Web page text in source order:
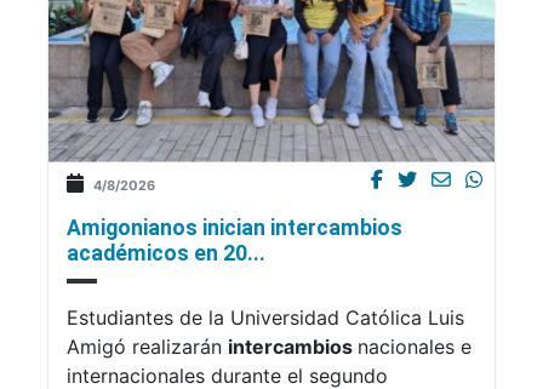
4/8/2026
Amigonianos inician intercambios
académicos en 20...
Estudiantes de la Universidad Católica Luis
Amigó realizarán intercambios nacionales e
internacionales durante el segundo